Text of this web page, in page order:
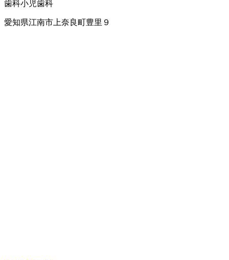
歯科小児歯科
愛知県江南市上奈良町豊里９